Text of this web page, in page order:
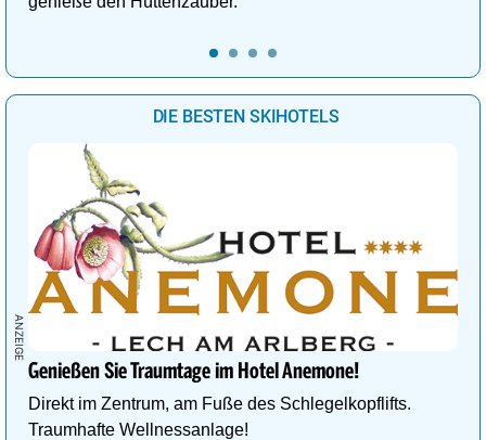
DIE BESTEN SKIHOTELS
Genießen Sie Traumtage im Hotel Anemone!
Direkt im Zentrum, am Fuße des Schlegelkopflifts.
Traumhafte Wellnessanlage!